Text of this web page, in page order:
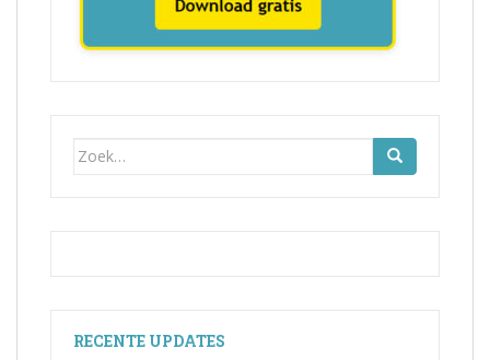
Zoek
RECENTE UPDATES